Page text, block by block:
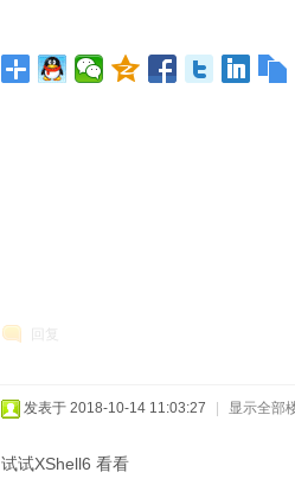
回复
发表于 2018-10-14 11:03:27 显示全部
试试XShell6 看看